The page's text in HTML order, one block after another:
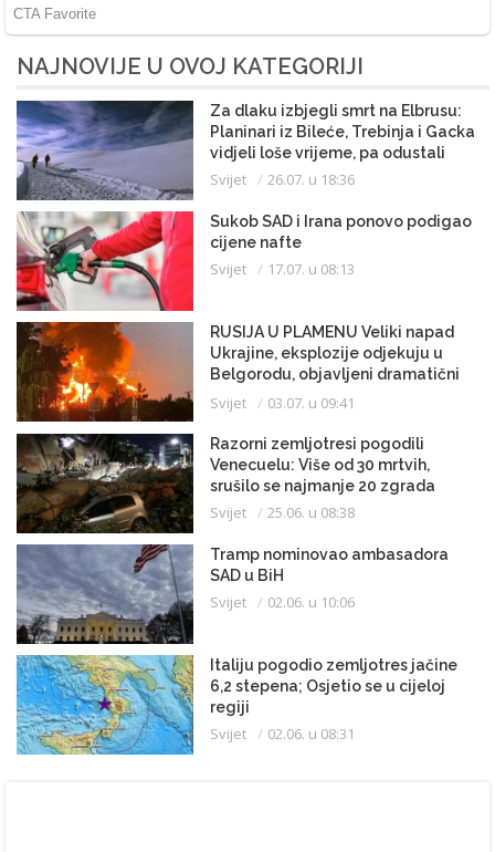
NAJNOVIJE U OVOJ KATEGORIJI
Za dlaku izbjegli smrt na Elbrusu:
Planinari iz Bileće, Trebinja i Gacka
vidjeli loše vrijeme, pa odustali
Svijet 26.07. u 18:36
Sukob SAD i Irana ponovo podigao
cijene nafte
Svijet 17.07. u 08:13
RUSIJA U PLAMENU Veliki napad
Ukrajine, eksplozije odjekuju u
Belgorodu, objavljeni dramatični
snimci
Svijet 03.07. u 09:41
Razorni zemljotresi pogodili
Venecuelu: Više od 30 mrtvih,
srušilo se najmanje 20 zgrada
Svijet 25.06. u 08:38
Tramp nominovao ambasadora
SAD u BiH
Svijet 02.06. u 10:06
Italiju pogodio zemljotres jačine
6,2 stepena; Osjetio se u cijeloj
regiji
Svijet 02.06. u 08:31